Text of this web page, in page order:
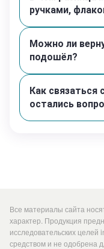
молекулы.
Критические
Избегать
Минимизировать
Использовать
реконституции.
Характеристики
Arg-Ser-Val-Glu-
счет S-S моста)
2. Химические
ручками,
Можно ли
подошёл?
Как связаться
остались
Все материалы сайта
характер. Продукция
исследовательских
средством и не одобрена